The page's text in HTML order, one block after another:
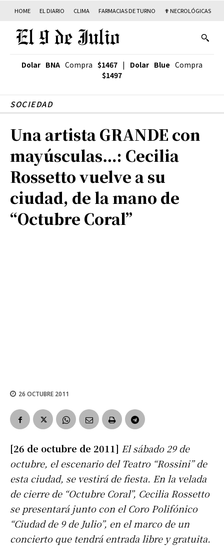
HOME EL DIARIO CLIMA FARMACIAS DE TURNO ✟ NECROLÓGICAS
Dolar BNA Compra $1467 | Dolar Blue Compra
$1497
SOCIEDAD
Una artista GRANDE con
mayúsculas…: Cecilia
Rossetto vuelve a su
ciudad, de la mano de
“Octubre Coral”
26 OCTUBRE 2011
[26 de octubre de 2011] El sábado 29 de
octubre, el escenario del Teatro “Rossini” de
esta ciudad, se vestirá de fiesta. En la velada
de cierre de “Octubre Coral”, Cecilia Rossetto
se presentará junto con el Coro Polifónico
“Ciudad de 9 de Julio”, en el marco de un
concierto que tendrá entrada libre y gratuita.